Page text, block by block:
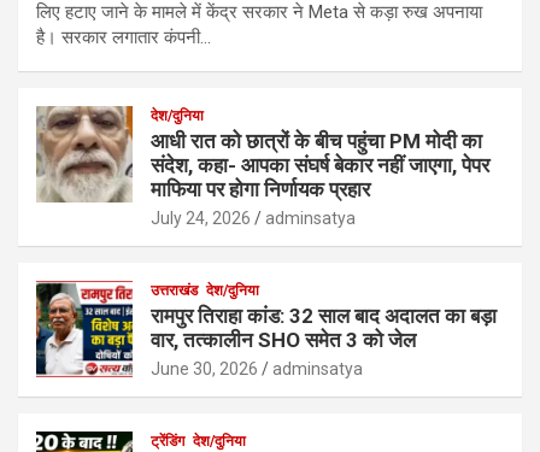
लिए हटाए जाने के मामले में केंद्र सरकार ने Meta से कड़ा रुख अपनाया
है। सरकार लगातार कंपनी…
देश/दुनिया
आधी रात को छात्रों के बीच पहुंचा PM मोदी का
संदेश, कहा- आपका संघर्ष बेकार नहीं जाएगा, पेपर
माफिया पर होगा निर्णायक प्रहार
July 24, 2026 adminsatya
उत्तराखंड देश/दुनिया
रामपुर तिराहा कांड: 32 साल बाद अदालत का बड़ा
वार, तत्कालीन SHO समेत 3 को जेल
June 30, 2026 adminsatya
ट्रेंडिंग देश/दुनिया